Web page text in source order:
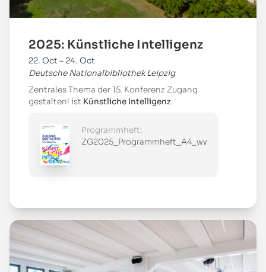
2025: Künstliche Intelligenz
22. Oct – 24. Oct
Deutsche Nationalbibliothek Leipzig
Zentrales Thema der 15. Konferenz Zugang
gestalten! ist Künstliche Intelligenz.
Programmheft:
ZG2025_Programmheft_A4_www.pdf
Mehr